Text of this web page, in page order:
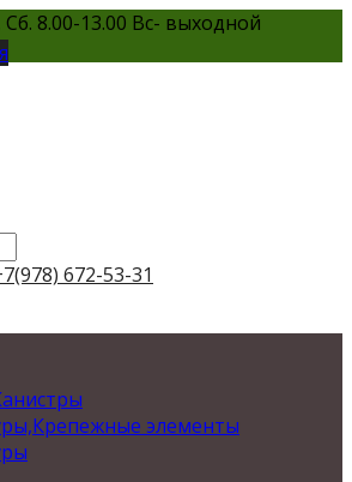
8.00-13.00 Вс- выходной
672-53-31
элементы